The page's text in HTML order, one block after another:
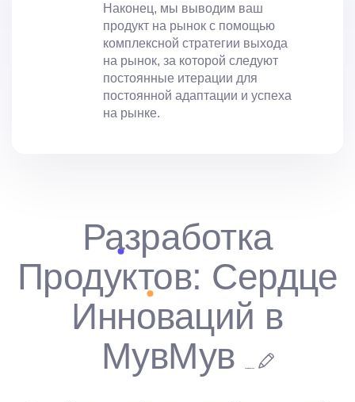
Наконец, мы выводим ваш
продукт на рынок с помощью
комплексной стратегии выхода
на рынок, за которой следуют
постоянные итерации для
постоянной адаптации и успеха
на рынке.
Разработка
Продуктов: Сердце
Инноваций в
МувМув